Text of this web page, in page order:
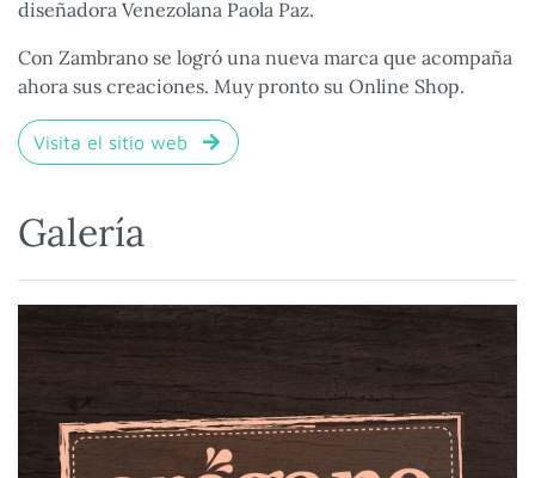
diseñadora Venezolana Paola Paz.
Con Zambrano se logró una nueva marca que acompaña
ahora sus creaciones. Muy pronto su Online Shop.
Visita el sitio web
Galería